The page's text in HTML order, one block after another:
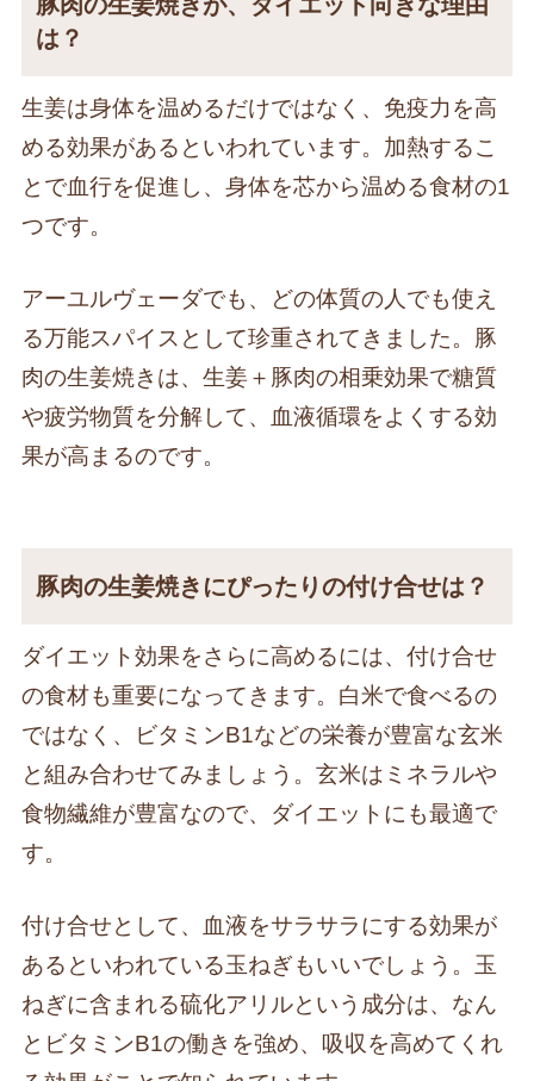
は？
生姜は身体を温めるだけではなく、免疫力を高
める効果があるといわれています。加熱するこ
とで血行を促進し、身体を芯から温める食材の1
つです。
アーユルヴェーダでも、どの体質の人でも使え
る万能スパイスとして珍重されてきました。豚
肉の生姜焼きは、生姜＋豚肉の相乗効果で糖質
や疲労物質を分解して、血液循環をよくする効
果が高まるのです。
豚肉の生姜焼きにぴったりの付け合せは？
ダイエット効果をさらに高めるには、付け合せ
の食材も重要になってきます。白米で食べるの
ではなく、ビタミンB1などの栄養が豊富な玄米
と組み合わせてみましょう。玄米はミネラルや
食物繊維が豊富なので、ダイエットにも最適で
す。
付け合せとして、血液をサラサラにする効果が
あるといわれている玉ねぎもいいでしょう。玉
ねぎに含まれる硫化アリルという成分は、なん
とビタミンB1の働きを強め、吸収を高めてくれ